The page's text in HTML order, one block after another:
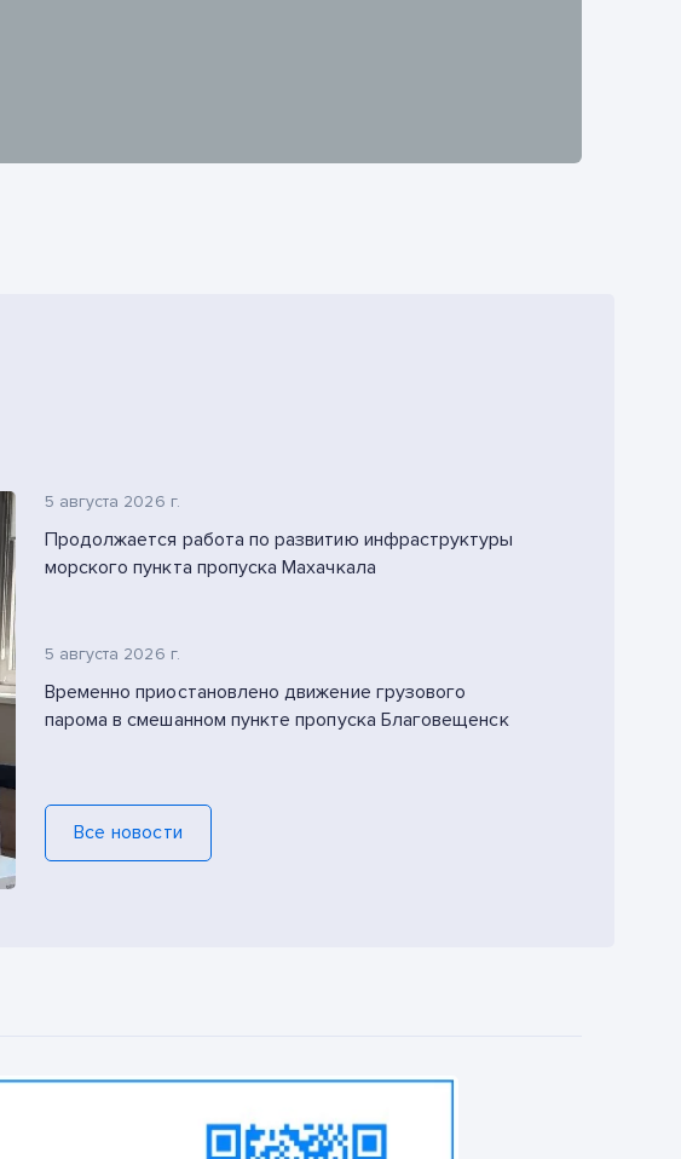
5 августа 2026 г.
Продолжается работа по развитию инфраструктуры
морского пункта пропуска Махачкала
5 августа 2026 г.
Временно приостановлено движение грузового
парома в смешанном пункте пропуска Благовещенск
Все новости